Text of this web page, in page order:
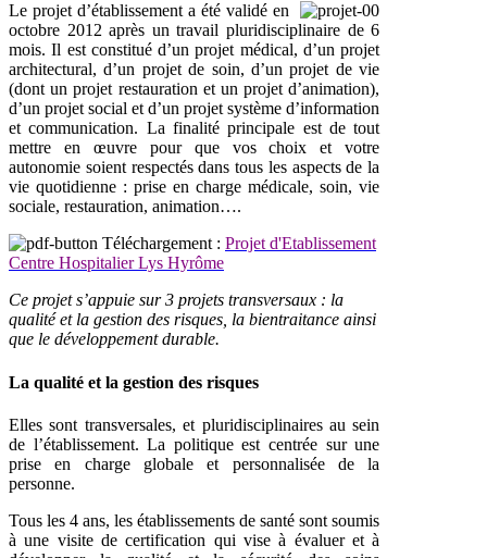
Le projet d’établissement a été validé en
octobre 2012 après un travail pluridisciplinaire de 6
mois. Il est constitué d’un projet médical, d’un projet
architectural, d’un projet de soin, d’un projet de vie
(dont un projet restauration et un projet d’animation),
d’un projet social et d’un projet système d’information
et communication. La finalité principale est de tout
mettre en œuvre pour que vos choix et votre
autonomie soient respectés dans tous les aspects de la
vie quotidienne : prise en charge médicale, soin, vie
sociale, restauration, animation….
Téléchargement : Projet d'Etablissement
Centre Hospitalier Lys Hyrôme
Ce projet s’appuie sur 3 projets transversaux : la
qualité et la gestion des risques, la bientraitance ainsi
que le développement durable.
La qualité et la gestion des risques
Elles sont transversales, et pluridisciplinaires au sein
de l’établissement. La politique est centrée sur une
prise en charge globale et personnalisée de la
personne.
Tous les 4 ans, les établissements de santé sont soumis
à une visite de certification qui vise à évaluer et à